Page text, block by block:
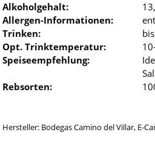
Alkoholgehalt:
Allergen-Informationen:
Trinken:
Opt. Trinktemperatur:
Speiseempfehlung:
Rebsorten:
Hersteller: Bodegas Camino del Villar, E-